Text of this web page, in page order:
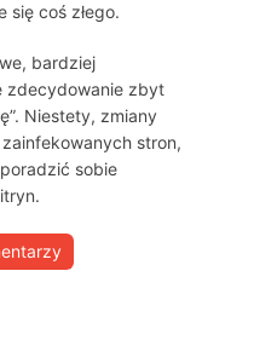
się coś złego.
bardziej
zdecydowanie zbyt
Niestety, zmiany
stron,
sobie